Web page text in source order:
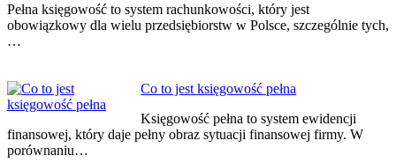
Pełna księgowość to system rachunkowości, który jest
obowiązkowy dla wielu przedsiębiorstw w Polsce, szczególnie tych,
…
Co to jest księgowość pełna
Księgowość pełna to system ewidencji
finansowej, który daje pełny obraz sytuacji finansowej firmy. W
porównaniu…